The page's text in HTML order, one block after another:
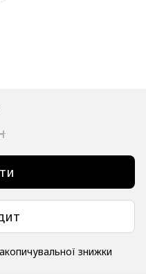
знижки